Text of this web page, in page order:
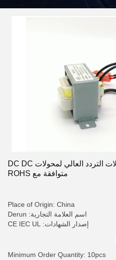
1VA إلى 20kVA محولات التردد العالي لمحولات DC DC
متوافقة مع ROHS
Place of Origin: China
اسم العلامة التجارية: Derun
إصدار الشهادات: CE IEC UL
Minimum Order Quantity: 10pcs